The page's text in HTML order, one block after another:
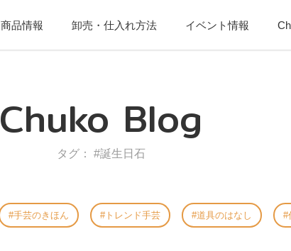
商品情報 卸売・仕入れ方法 イベント情報
Chuko Blog
タグ： #誕生日石
手芸のきほん トレンド手芸 道具のはなし